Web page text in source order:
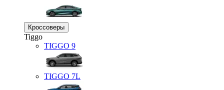
Кроссоверы
Tiggo
TIGGO 9
TIGGO 7L